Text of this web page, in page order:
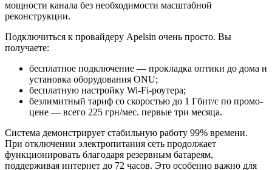
мощности канала без необходимости масштабной
реконструкции.
Подключиться к провайдеру Apelsin очень просто. Вы
получаете:
бесплатное подключение — прокладка оптики до дома и
установка оборудования ONU;
бесплатную настройку Wi-Fi-роутера;
безлимитный тариф со скоростью до 1 Гбит/с по промо-
цене — всего 225 грн/мес. первые три месяца.
Система демонстрирует стабильную работу 99% времени.
При отключении электропитания сеть продолжает
функционировать благодаря резервным батареям,
поддерживая интернет до 72 часов. Это особенно важно для